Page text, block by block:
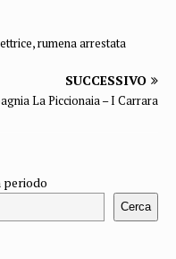
rumena arrestata
SUCCESSIVO
La Piccionaia – I Carrara
periodo
Cerca